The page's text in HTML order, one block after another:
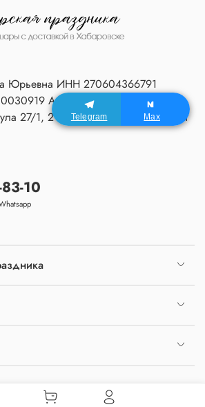
10
Юрьевна ИНН 270604366791
Адрес Мастерской:
27/1, 2 подъезд, 1 этаж, домофон
Telegram Max